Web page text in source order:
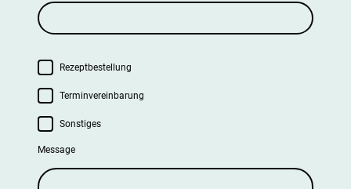
Rezeptbestellung
Terminvereinbarung
Sonstiges
Message